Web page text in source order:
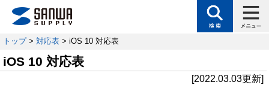
トップ> 対応表 > iOS 10 対応表
iOS 10 対応表
[2022.03.03更新]